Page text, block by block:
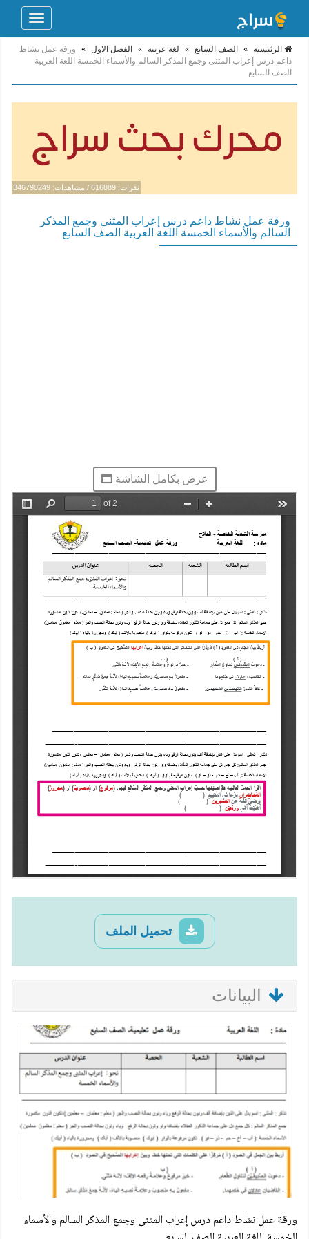
Toggle
الرئيسية » الصف السابع » لغة عربية » الفصل الاول »
ورقة عمل نشاط
داعم درس إعراب المثنى وجمع المذكر السالم والأسماء الخمسة اللغة العربية
الصف السابع
نقرات: 616889 / مشاهدات: 346790249
ورقة عمل نشاط داعم درس إعراب المثنى وجمع المذكر
السالم والأسماء الخمسة اللغة العربية الصف السابع
عرض بكامل الشاشة
تحميل الملف
البيانات
ورقة عمل نشاط داعم درس إعراب المثنى وجمع المذكر السالم والأسماء